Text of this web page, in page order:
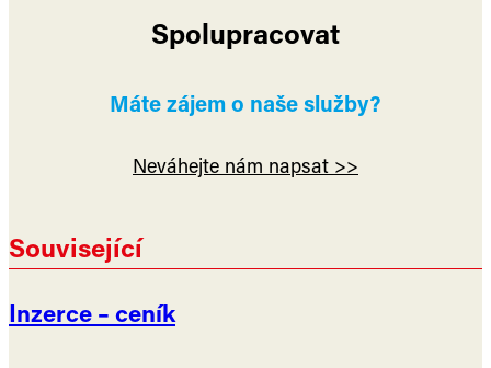
Spolupracovat
Máte zájem o naše služby?
Neváhejte nám napsat >>
Související
Inzerce – ceník